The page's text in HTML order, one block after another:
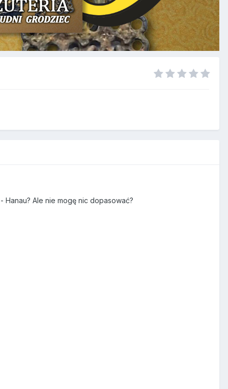
Ale nie mogę nic dopasować?